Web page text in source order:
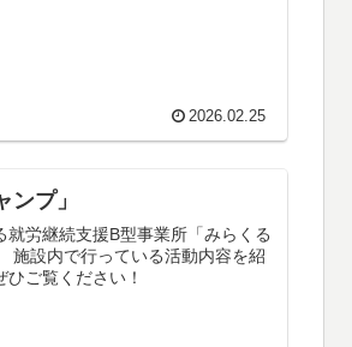
2026.02.25
プ」
労継続支援B型事業所「みらくる
施設内で行っている活動内容を紹
ご覧ください！